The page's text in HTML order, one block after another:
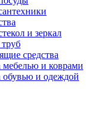
и зеркал
средства
мебелью и коврами
обувью и одеждой